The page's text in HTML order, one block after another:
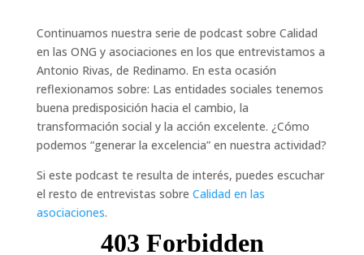
Continuamos nuestra serie de podcast sobre Calidad
en las ONG y asociaciones en los que entrevistamos a
Antonio Rivas, de Redinamo. En esta ocasión
reflexionamos sobre: Las entidades sociales tenemos
buena predisposición hacia el cambio, la
transformación social y la acción excelente. ¿Cómo
podemos “generar la excelencia” en nuestra actividad?
Si este podcast te resulta de interés, puedes escuchar
el resto de entrevistas sobre Calidad en las
asociaciones.